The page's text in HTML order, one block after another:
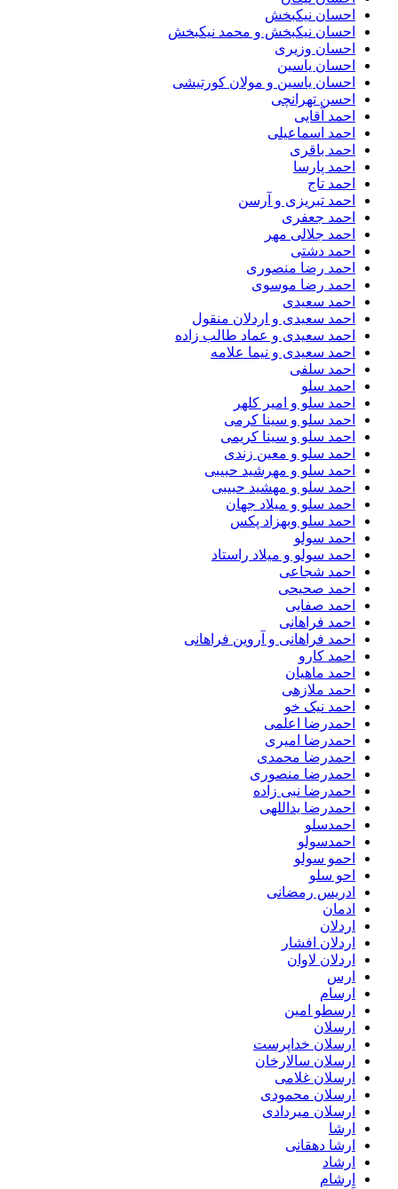
احسان نیکبخش
احسان نیکبخش و محمد نیکبخش
احسان وزیری
احسان یاسین
احسان یاسین و مولان کورتیشی
احسن تهرانچی
احمد آقایی
احمد اسماعیلی
احمد باقری
احمد پارسا
احمد تاج
احمد تبریزی و آرسن
احمد جعفری
احمد جلالی مهر
احمد دشتی
احمد رضا منصوری
احمد رضا موسوی
احمد سعیدی
احمد سعیدی و اردلان منقول
احمد سعیدی و عماد طالب زاده
احمد سعیدی و نیما علامه
احمد سلفی
احمد سلو
احمد سلو و امیر کلهر
احمد سلو و سینا کرمی
احمد سلو و سینا کریمی
احمد سلو و معین زندی
احمد سلو و مهرشید حبیبی
احمد سلو و مهشید حبیبی
احمد سلو و میلاد جهان
احمد سلو وبهزاد پکس
احمد سولو
احمد سولو و میلاد راستاد
احمد شجاعی
احمد صحیحی
احمد صفایی
احمد فراهانی
احمد فراهانی و آروین فراهانی
احمد کارو
احمد ماهیان
احمد ملازهی
احمد نیک خو
احمدرضا اعلمی
احمدرضا امیری
احمدرضا محمدی
احمدرضا منصوری
احمدرضا نبی زاده
احمدرضا یداللهی
احمدسلو
احمدسولو
احمو سولو
احو سلو
ادریس رمضانی
ادمان
اردلان
اردلان افشار
اردلان لاوان
ارس
ارسام
ارسطو امین
ارسلان
ارسلان خداپرست
ارسلان سالارخان
ارسلان غلامی
ارسلان محمودی
ارسلان میردادی
ارشا
ارشا دهقانی
ارشاد
ارشام